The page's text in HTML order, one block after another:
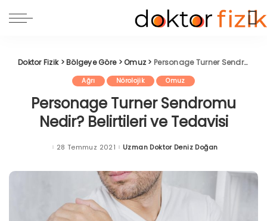
Doktor Fizik>Bölgeye Göre> Omuz > Personage Turner Sendromu Nedir? Belirtileri ve Tedavisi
Ağrı Nörolojik Omuz
Personage Turner Sendromu
Nedir? Belirtileri ve Tedavisi
28 Temmuz 2021 Posted
Uzman Doktor Deniz Doğan